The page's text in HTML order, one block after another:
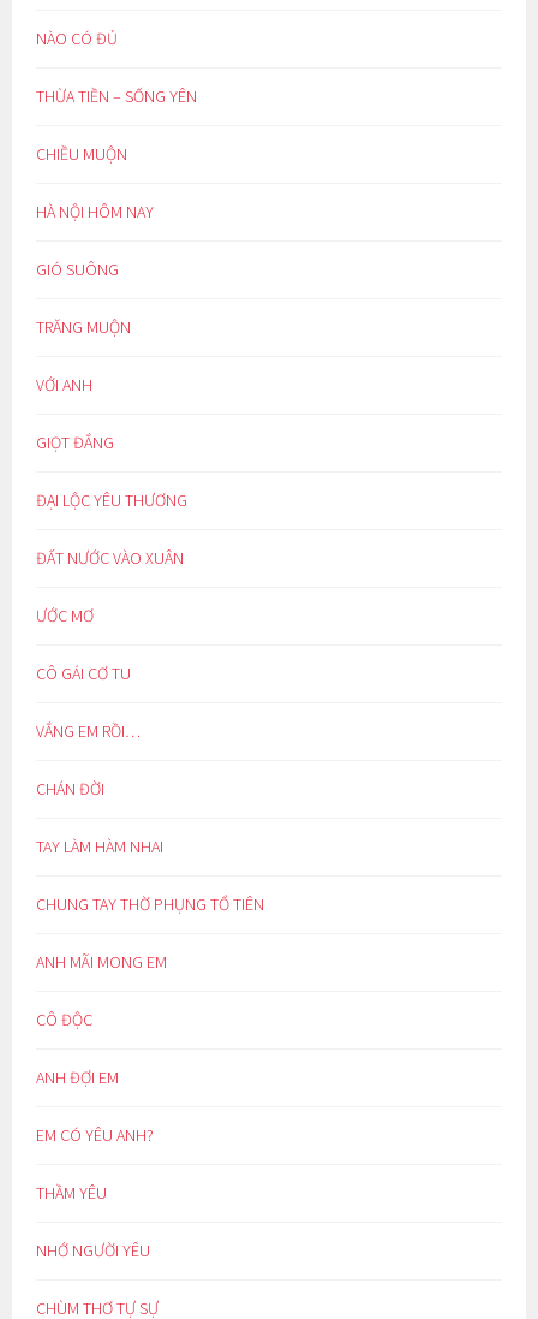
NÀO CÓ ĐỦ
THỪA TIỀN – SỐNG YÊN
CHIỀU MUỘN
HÀ NỘI HÔM NAY
GIÓ SUÔNG
TRĂNG MUỘN
VỚI ANH
GIỌT ĐẮNG
ĐẠI LỘC YÊU THƯƠNG
ĐẤT NƯỚC VÀO XUÂN
ƯỚC MƠ
CÔ GÁI CƠ TU
VẮNG EM RỒI…
CHÁN ĐỜI
TAY LÀM HÀM NHAI
CHUNG TAY THỜ PHỤNG TỔ TIÊN
ANH MÃI MONG EM
CÔ ĐỘC
ANH ĐỢI EM
EM CÓ YÊU ANH?
THẦM YÊU
NHỚ NGƯỜI YÊU
CHÙM THƠ TỰ SỰ